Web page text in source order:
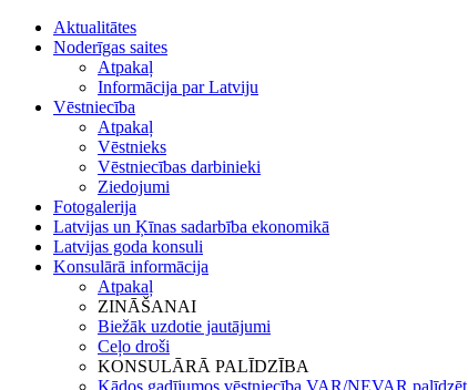
Aktualitātes
Noderīgas saites
Atpakaļ
Informācija par Latviju
Vēstniecība
Atpakaļ
Vēstnieks
Vēstniecības darbinieki
Ziedojumi
Fotogalerija
Latvijas un Ķīnas sadarbība ekonomikā
Latvijas goda konsuli
Konsulārā informācija
Atpakaļ
ZINĀŠANAI
Biežāk uzdotie jautājumi
Ceļo droši
KONSULĀRĀ PALĪDZĪBA
Kādos gadījumos vēstniecība VAR/NEVAR palīdzēt